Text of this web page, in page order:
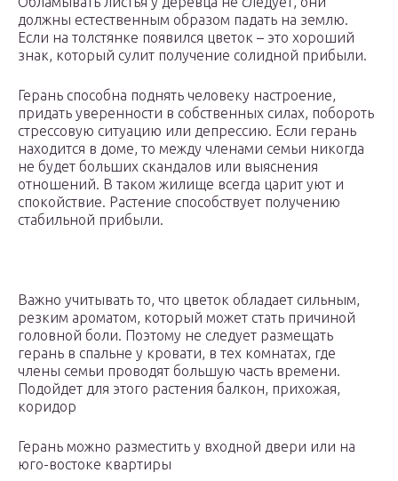
должны естественным образом падать на землю.
Если на толстянке появился цветок – это хороший
знак, который сулит получение солидной прибыли.
Герань способна поднять человеку настроение,
придать уверенности в собственных силах, побороть
стрессовую ситуацию или депрессию. Если герань
находится в доме, то между членами семьи никогда
не будет больших скандалов или выяснения
отношений. В таком жилище всегда царит уют и
спокойствие. Растение способствует получению
стабильной прибыли.
Важно учитывать то, что цветок обладает сильным,
резким ароматом, который может стать причиной
головной боли. Поэтому не следует размещать
герань в спальне у кровати, в тех комнатах, где
члены семьи проводят большую часть времени.
Подойдет для этого растения балкон, прихожая,
коридор
Герань можно разместить у входной двери или на
юго-востоке квартиры